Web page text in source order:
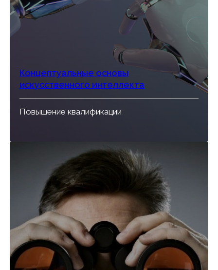
Концептуальные основы
искусственного интеллекта
Повышение квалификации